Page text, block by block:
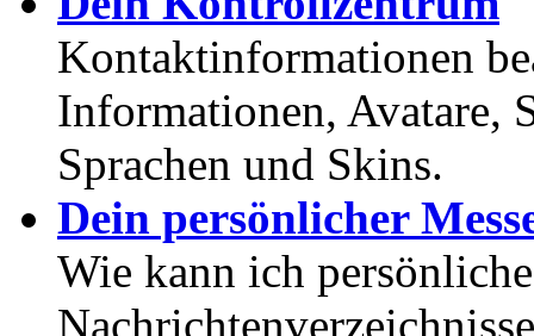
Kontaktinformationen
Informationen, Avatare,
Sprachen und Skins.
Dein persönlicher
Wie kann ich